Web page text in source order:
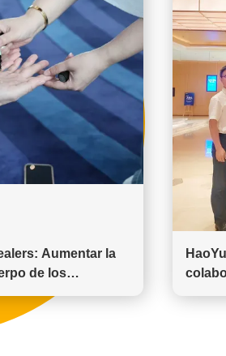
Aumentar la
de los